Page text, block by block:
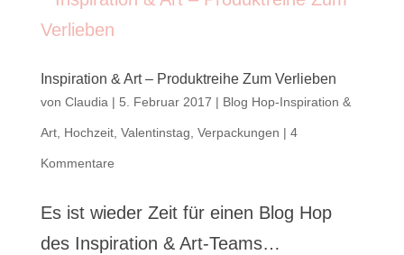
Inspiration & Art – Produktreihe Zum Verlieben
von Claudia | 5. Februar 2017 | Blog Hop-Inspiration &
Art, Hochzeit, Valentinstag Verpackungen | 4
Kommentare
Es ist wieder Zeit für einen Blog Hop
des Inspiration & Art-Teams…